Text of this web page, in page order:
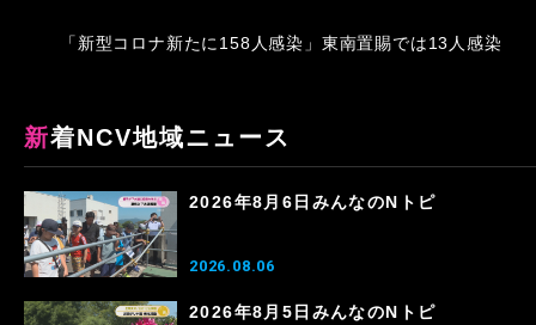
「新型コロナ新たに158人感染」東南置賜では13人感染
新着NCV地域ニュース
2026年8月6日みんなのNトピ
2026.08.06
2026年8月5日みんなのNトピ